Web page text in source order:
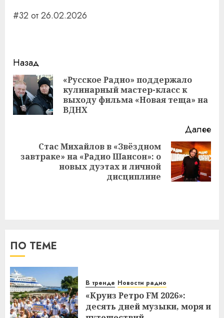
#32 от 26.02.2026
Навигация
записи
Назад
«Русское Радио» поддержало
кулинарный мастер-класс к
выходу фильма «Новая теща» на
ВДНХ
Далее
Следующая
Стас Михайлов в «Звёздном
завтраке» на «Радио Шансон»: о
новых дуэтах и личной
дисциплине
ПО ТЕМЕ
В тренде Новости радио
«Круиз Ретро FM 2026»:
десять дней музыки, моря и